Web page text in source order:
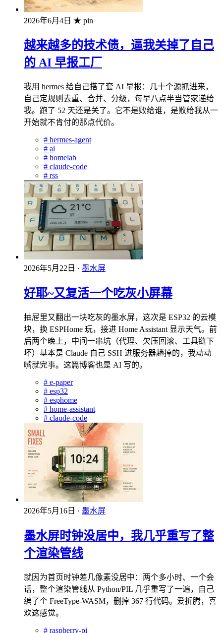
2026年6月4日 ★ pin
越来越多的技术债，逼我关掉了自己
的 AI 早报工厂
我用 hermes 给自己搭了套 AI 早报：几十个源抓进来，
自己定规则去重、合并、分级，每早八点半当管家递给
我。跑了 52 天还是关了。它不是败给谁，是败给我从一
开始就不肯付的那点代价。
# hermes-agent
# ai
# homelab
# claude-code
# rss
2026年5月22日 · 墨水屏
好耶~又复活一个吃灰小屏幕
抽屉里又翻出一块吃灰的墨水屏，这次是 ESP32 的云模
块，换 ESPHome 玩，接进 Home Assistant 显示天气。前
后两个晚上，中间一串坑（代理、欠压回滚、工具链下
坏）基本是 Claude 自己 SSH 进服务器趟掉的，我动动
嘴就完事。这篇博客也是 AI 写的。
# e-paper
# esp32
# esphome
# home-assistant
# claude-code
2026年5月16日 · 墨水屏
墨水屏时钟没居中，我几乎重写了整
个渲染管线
就因为首页时钟差几像素没居中：两个多小时、一个会
话，整个渲染管线从 Python/PIL 几乎重写了一遍，自己
编了个 FreeType-WASM，删掉 367 行代码。爱折腾，喜
欢这感觉。
# raspberry-pi